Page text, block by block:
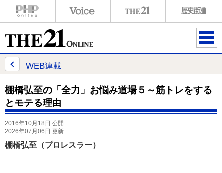
ME
WEB連載
棚橋弘至の「全力」お悩み道場５～筋トレをする
とモテる理由
2016年10月18日 公開
2026年07月06日 更新
棚橋弘至（プロレスラー）